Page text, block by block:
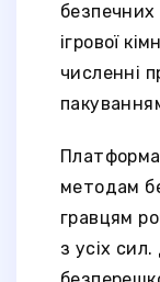
безпечних
ігрової
численні
методам
гравцям
з усіх